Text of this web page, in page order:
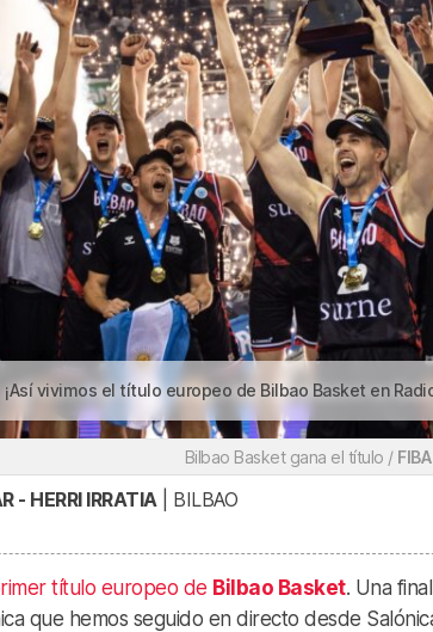
¡Así vivimos el título europeo de Bilbao Basket en Radio Popular! |
Bilbao Basket gana el título /
- HERRI IRRATIA | BILBAO
título europeo de Bilbao Basket. Una
que hemos seguido en directo desde